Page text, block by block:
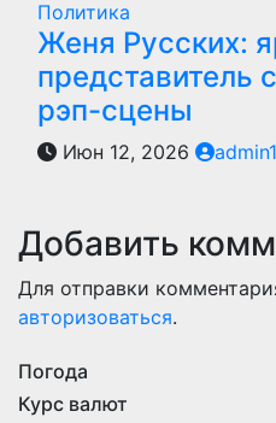
Политика
Женя Русских:
представитель
рэп-сцены
Июн 12, 2026 admin1
Добавить
Для отправки
авторизоваться.
Погода
Курс валют